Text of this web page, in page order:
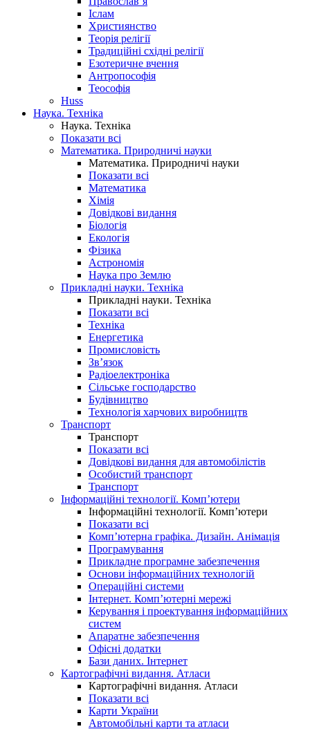
Іслам
Християнство
Теорія релігії
Традиційні східні релігії
Езотеричне вчення
Антропософія
Теософія
Huss
Наука. Техніка
Наука. Техніка
Показати всі
Математика. Природничі науки
Математика. Природничі науки
Показати всі
Математика
Хімія
Довідкові видання
Біологія
Екологія
Фізика
Астрономія
Наука про Землю
Прикладні науки. Техніка
Прикладні науки. Техніка
Показати всі
Техніка
Енергетика
Промисловість
Зв’язок
Радіоелектроніка
Сільське господарство
Будівництво
Технологія харчових виробництв
Транспорт
Транспорт
Показати всі
Довідкові видання для автомобілістів
Особистий транспорт
Транспорт
Інформаційні технології. Комп’ютери
Інформаційні технології. Комп’ютери
Показати всі
Комп’ютерна графіка. Дизайн. Анімація
Програмування
Прикладне програмне забезпечення
Основи інформаційних технологій
Операційні системи
Інтернет. Комп’ютерні мережі
Керування і проектування інформаційних
систем
Апаратне забезпечення
Офісні додатки
Бази даних. Інтернет
Картографічні видання. Атласи
Картографічні видання. Атласи
Показати всі
Карти України
Автомобільні карти та атласи